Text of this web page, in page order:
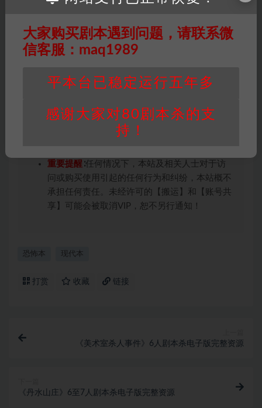
版权归属：本站提供的任何剧本杀资源内容的版
权均属于机关版权或权利人。如有侵权，请发邮
448271243@qq.com，如若情况属实，我们将
会在三天内下架相关剧本攻略。
积分说明 ∶剧本杀下载所需积分非剧本杀资源自
身价值，本站积分为本站收取的赞助费，用于本
站整理资料的时间成本及网站运营所需支出费
重要提醒 ∶任何情况下，本站及相关人士对于访
问或购买使用引起的任何行为和纠纷，本站概不
承担任何责任。未经许可的【搬运】和【账号共
享】可能会被取消VIP，恕不另行通知！
恐怖本 现代本
打赏 收藏 链接
《美术室杀人事件》6人剧本杀电子版完整资源
《丹水山庄》6至7人剧本杀电子版完整资源
大家购买剧本遇到问题，请联系微
信客服：maq1989
平本台已稳定运行五年多
感谢大家对80剧本杀的支
持！